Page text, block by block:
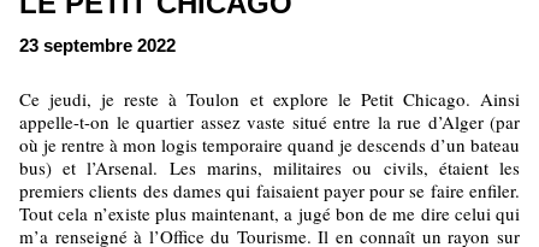
23 septembre 2022
Ce jeudi, je reste à Toulon et explore le Petit Chicago. Ainsi
appelle-t-on le quartier assez vaste situé entre la rue d’Alger (par
où je rentre à mon logis temporaire quand je descends d’un bateau
bus) et l’Arsenal. Les marins, militaires ou civils, étaient les
premiers clients des dames qui faisaient payer pour se faire enfiler.
Tout cela n’existe plus maintenant, a jugé bon de me dire celui qui
m’a renseigné à l’Office du Tourisme. Il en connaît un rayon sur